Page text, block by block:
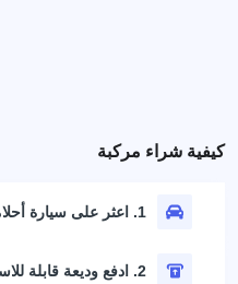
كيفية شراء مركبة
1. اعثر على سيارة أحلامك
2. ادفع وديعة قابلة للاسترداد